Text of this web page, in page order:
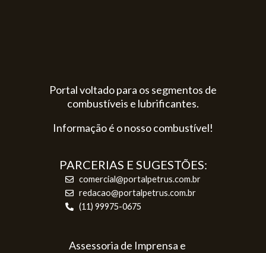
Portal voltado para os segmentos de
combustíveis e lubrificantes.
Informação é o nosso combustível!
PARCERIAS E SUGESTÕES:
comercial@portalpetrus.com.br
redacao@portalpetrus.com.br
(11) 99975-0675
Assessoria de Imprensa e